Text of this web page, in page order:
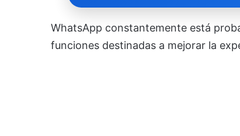
WhatsApp constantemente está
funciones destinadas a mejorar la